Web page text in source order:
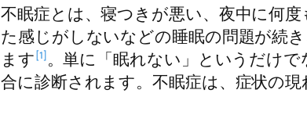
不眠症とは、寝つきが悪い、夜中に何
た感じがしないなどの睡眠の問題が続
ます [1] 。単に「眠れない」というだけ
合に診断されます。不眠症は、症状の